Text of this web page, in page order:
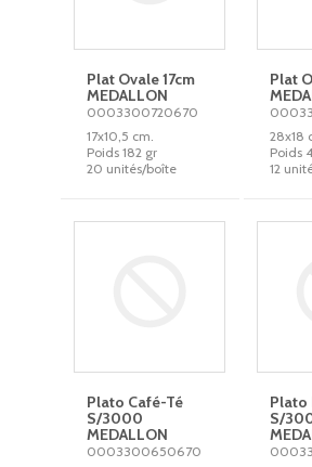
Plat Ovale 17cm
MEDALLON
0003300720670
17x10,5 cm.
Poids 182 gr
20 unités/boîte
Plat
28x18
Poids
12
Plato Café-Té
S/3000
MEDALLON
0003300650670
Plato
S/